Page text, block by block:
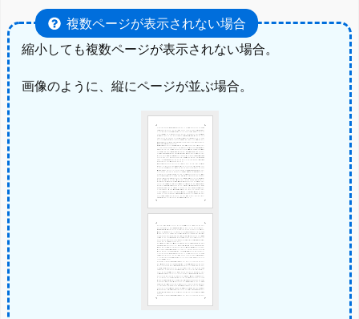
複数ページが表示されない場合
縮小しても複数ページが表示されない場合。
画像のように、縦にページが並ぶ場合。